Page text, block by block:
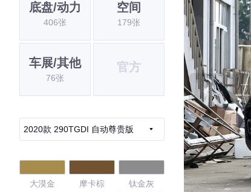
底盘/动力
406张
空间
179张
车展/其他
76张
官方
2020款 290TGDI 自动尊贵版
大漠金 摩卡棕 钛金灰